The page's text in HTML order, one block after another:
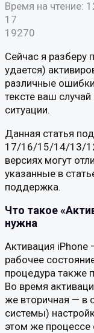
Время на чтение:
17
19270
Сейчас я разберу
удается)
различные
тексте ваш случай
ситуации.
Данная статья
17/16/15/14/13/
версиях могут
указанные в
поддержка.
Что такое
нужна
Активация iPhone
рабочее
процедура также
Во время
же вторичная — в
системы)
этом же